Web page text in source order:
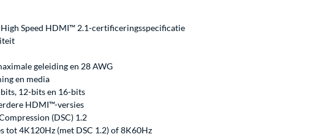
Speed HDMI™ 2.1-certificeringsspecificatie
geleiding en 28 AWG
en media
12-bits en 16-bits
HDMI™-versies
(DSC) 1.2
tot 4K120Hz (met DSC 1.2) of 8K60Hz